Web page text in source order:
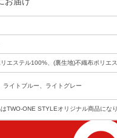
エステル100%、(裏生地)不織布ポリエ
ライトブルー、ライトグレー
TWO-ONE STYLEオリジナル商品になり